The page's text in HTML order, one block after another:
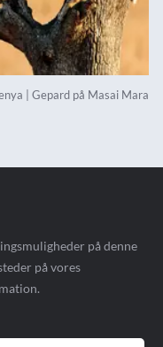
| Gepard på Masai Mara
på denne
på vores